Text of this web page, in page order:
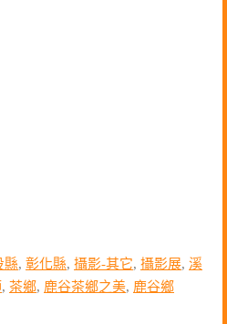
縣, 彰化縣, 攝影-其它, 攝影展, 溪
, 茶鄉, 鹿谷茶鄉之美, 鹿谷鄉